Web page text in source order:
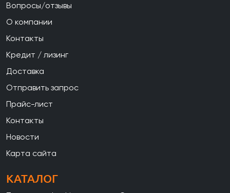
Вопросы/отзывы
О компании
Контакты
Кредит / лизинг
Доставка
Отправить запрос
Прайс-лист
Контакты
Новости
Карта сайта
КАТАЛОГ